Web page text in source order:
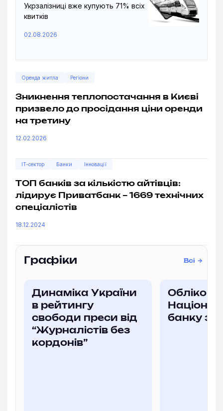
Укрзалізниці вже купують 71% всіх
квитків
02.08.2026
Оренда житла Регіони
Зникнення теплопостачання в Києві
призвело до просідання ціни оренди
на третину
12.02.2026
IT-сектор Банки Інновації
ТОП банків за кількістю айтівців:
лідирує Приватбанк – 1669 технічних
спеціалістів
18.12.2024
Графіки Всі
Динаміка України
в рейтингу
свободи преси від
“Журналістів без
кордонів”
Облікова
банку за